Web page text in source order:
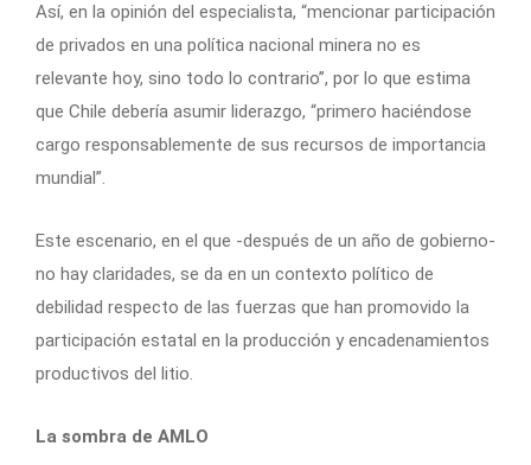
Así, en la opinión del especialista, “mencionar participación
de privados en una política nacional minera no es
relevante hoy, sino todo lo contrario”, por lo que estima
que Chile debería asumir liderazgo, “primero haciéndose
cargo responsablemente de sus recursos de importancia
mundial”.
Este escenario, en el que -después de un año de gobierno-
no hay claridades, se da en un contexto político de
debilidad respecto de las fuerzas que han promovido la
participación estatal en la producción y encadenamientos
productivos del litio.
La sombra de AMLO